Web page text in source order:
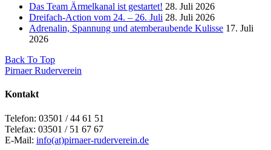
Das Team Ärmelkanal ist gestartet! 28. Juli 2026
Dreifach-Action vom 24. – 26. Juli 28. Juli 2026
Adrenalin, Spannung und atemberaubende Kulisse 17. Juli
2026
Back To Top
Pirnaer Ruderverein
Kontakt
Telefon: 03501 / 44 61 51
Telefax: 03501 / 51 67 67
E-Mail: info(at)pirnaer-ruderverein.de